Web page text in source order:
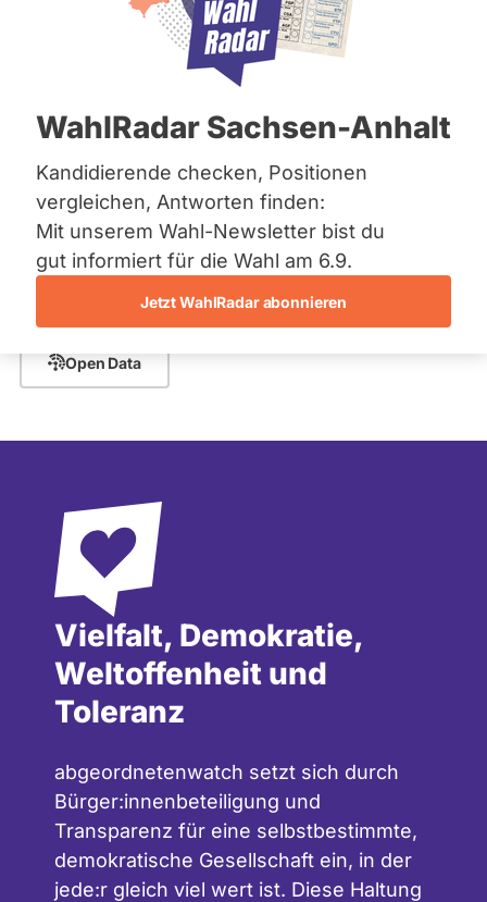
Bremen
Hamburg
Mecklenburg-Vorpommern
Nordrhein-Westfalen
Saarland
Sachsen
Sachsen-Anhalt
Sachsen-Anhalt
Schleswig-Holstein
Thüringen
Archiv
Über uns
WahlRadar Sachsen-Anhalt
Kandidierende checken, Positionen
vergleichen, Antworten finden:
Mit unserem Wahl-Newsletter bist du
gut informiert für die Wahl am 6.9.
Jetzt WahlRadar abonnieren
Rheinland-Pfalz -
Abgeordnete
PLZ oder Namen
eingeben
Fraktion
- Alle -
Wahlkreis
- Alle -
Status Mandat
Für diese Suche wurden keine Abgeordneten
Open Data
Vielfalt, Demokratie,
Weltoffenheit und
Toleranz
abgeordnetenwatch setzt sich durch
Bürger:innenbeteiligung und
Transparenz für eine selbstbestimmte,
demokratische Gesellschaft ein, in der
jede:r gleich viel wert ist. Diese Haltung